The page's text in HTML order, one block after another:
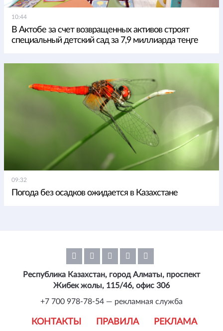
10:44
В Актобе за счет возвращенных активов строят
специальный детский сад за 7,9 миллиарда теңге
09:32
Погода без осадков ожидается в Казахстане
КОНТАКТЫ ПРАВИЛА РЕКЛАМА
Республика Казахстан, город Алматы, проспект
Жибек жолы, 115/46, офис 306
+7 700 978-78-54 — рекламная служба